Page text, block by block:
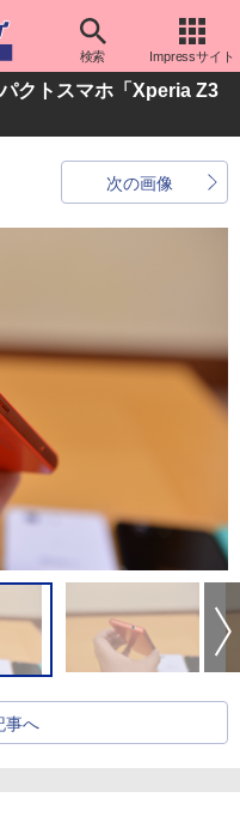
検索 Impressサイト
クトスマホ「Xperia Z3
次の画像
事へ